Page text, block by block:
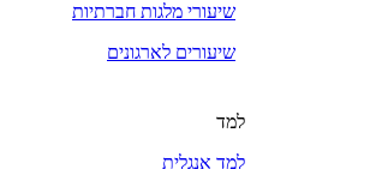
שיעורי מלגות חברתיות
שיעורים לארגונים
למד
למד אנגלית